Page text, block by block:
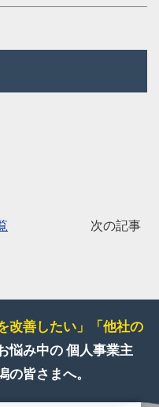
次の記事
改善したい」
「他社の
悩み中の 個人事業主
の皆さまへ。